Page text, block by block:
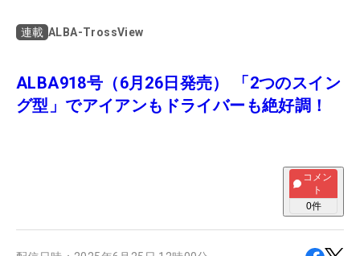
連載 ALBA-TrossView
ALBA918号（6月26日発売） 「2つのスイン
グ型」でアイアンもドライバーも絶好調！
コメン
ト
0件